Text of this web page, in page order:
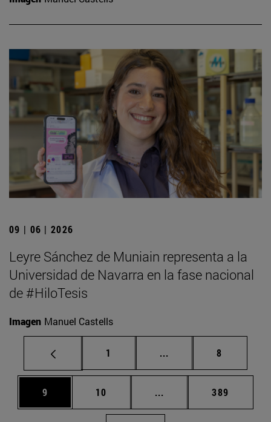
09 | 06 | 2026
Leyre Sánchez de Muniain representa a la
Universidad de Navarra en la fase nacional
de #HiloTesis
Imagen Manuel Castells
Página
1 ... Páginas intermedias
Página
8
Página
9 Página
10 ... Páginas intermedias
Página
389